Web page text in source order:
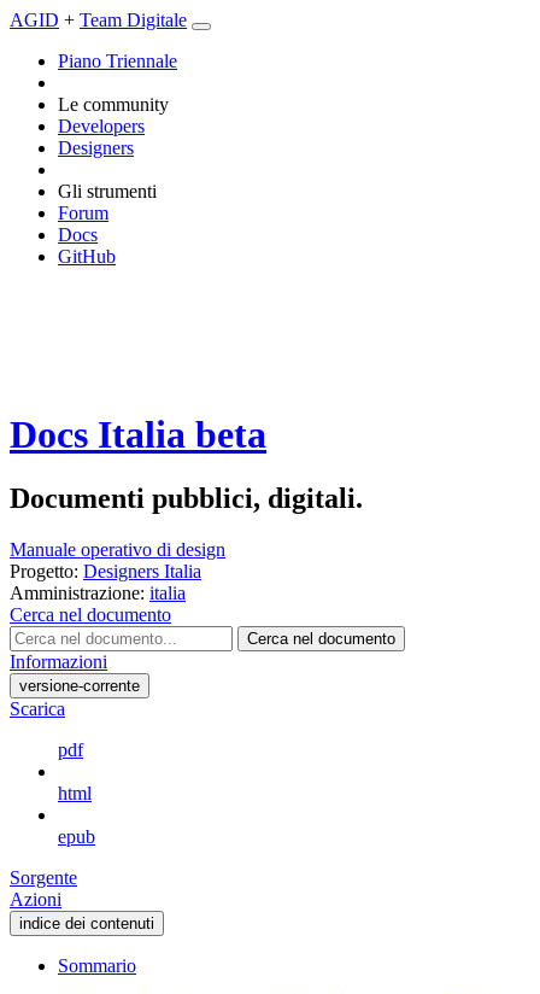
AGID + Team Digitale
Piano Triennale
Le community
Developers
Designers
Gli strumenti
Forum
Docs
GitHub
Docs Italia beta
Documenti pubblici, digitali.
Manuale operativo di design
Progetto: Designers Italia
Amministrazione: italia
Cerca nel documento
Cerca nel documento
Informazioni
versione-corrente
Scarica
pdf
html
epub
Sorgente
Azioni
indice dei contenuti
Sommario